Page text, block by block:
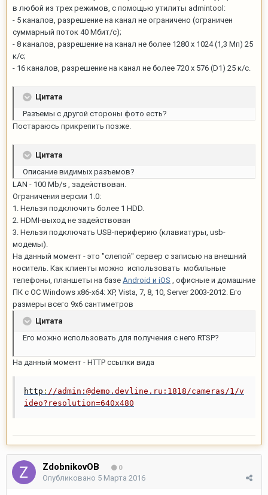
в любой из трех режимов, с помощью утилиты admintool:
- 5 каналов, разрешение на канал не ограничено (ограничен
суммарный поток 40 Мбит/с);
- 8 каналов, разрешение на канал не более 1280 х 1024 (1,3 Мп) 25
к/с;
- 16 каналов, разрешение на канал не более 720 х 576 (D1) 25 к/с.
Цитата
Разъемы с другой стороны фото есть?
Постараюсь прикрепить позже.
Цитата
Описание видимых разъемов?
LAN - 100 Mb/s , задействован.
Ограничения версии 1.0:
1. Нельзя подключить более 1 HDD.
2. HDMI-выход не задействован
3. Нельзя подключать USB-периферию (клавиатуры, usb-
модемы).
На данный момент - это "слепой" сервер с записью на внешний
носитель. Как клиенты можно использовать мобильные
телефоны, планшеты на базе Android и iOS , офисные и домашние
ПК с ОС Windows x86-x64: XP, Vista, 7, 8, 10, Server 2003-2012. Его
размеры всего 9х6 сантиметров
Цитата
Его можно использовать для получения с него RTSP?
На данный момент - HTTP ссылки вида
http : //admin:@demo.devline.ru:1818/cameras/1/v
ideo?resolution=640x480
ZdobnikovOB 0
Опубликовано 5 Марта 2016